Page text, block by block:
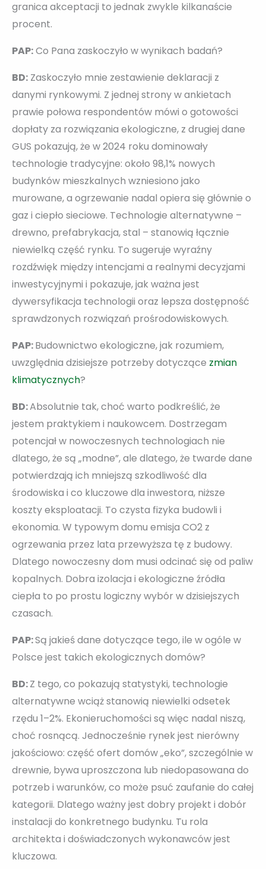
granica akceptacji to jednak zwykle kilkanaście
procent.
PAP:Co Pana zaskoczyło w wynikach badań?
BD: Zaskoczyło mnie zestawienie deklaracji z
danymi rynkowymi. Z jednej strony w ankietach
prawie połowa respondentów mówi o gotowości
dopłaty za rozwiązania ekologiczne, z drugiej dane
GUS pokazują, że w 2024 roku dominowały
technologie tradycyjne: około 98,1% nowych
budynków mieszkalnych wzniesiono jako
murowane, a ogrzewanie nadal opiera się głównie o
gaz i ciepło sieciowe. Technologie alternatywne –
drewno, prefabrykacja, stal – stanowią łącznie
niewielką część rynku. To sugeruje wyraźny
rozdźwięk między intencjami a realnymi decyzjami
inwestycyjnymi i pokazuje, jak ważna jest
dywersyfikacja technologii oraz lepsza dostępność
sprawdzonych rozwiązań prośrodowiskowych.
PAP:Budownictwo ekologiczne, jak rozumiem,
uwzględnia dzisiejsze potrzeby dotyczące zmian
klimatycznych?
BD:Absolutnie tak, choć warto podkreślić, że
jestem praktykiem i naukowcem. Dostrzegam
potencjał w nowoczesnych technologiach nie
dlatego, że są „modne”, ale dlatego, że twarde dane
potwierdzają ich mniejszą szkodliwość dla
środowiska i co kluczowe dla inwestora, niższe
koszty eksploatacji. To czysta fizyka budowli i
ekonomia. W typowym domu emisja CO2 z
ogrzewania przez lata przewyższa tę z budowy.
Dlatego nowoczesny dom musi odcinać się od paliw
kopalnych. Dobra izolacja i ekologiczne źródła
ciepła to po prostu logiczny wybór w dzisiejszych
czasach.
PAP:Są jakieś dane dotyczące tego, ile w ogóle w
Polsce jest takich ekologicznych domów?
BD:Z tego, co pokazują statystyki, technologie
alternatywne wciąż stanowią niewielki odsetek
rzędu 1–2%. Ekonieruchomości są więc nadal niszą,
choć rosnącą. Jednocześnie rynek jest nierówny
jakościowo: część ofert domów „eko”, szczególnie w
drewnie, bywa uproszczona lub niedopasowana do
potrzeb i warunków, co może psuć zaufanie do całej
kategorii. Dlatego ważny jest dobry projekt i dobór
instalacji do konkretnego budynku. Tu rola
architekta i doświadczonych wykonawców jest
kluczowa.